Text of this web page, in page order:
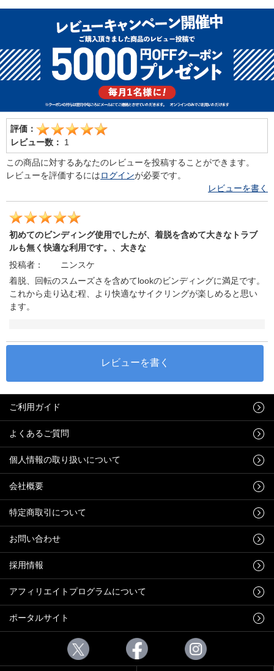
評価：
レビュー数：
1
この商品に対するあなたのレビューを投稿することができます。
レビューを評価するにはログインが必要です。
レビューを書く
初めてのビンディング使用でしたが、着脱を含めて大きなトラブ
ルも無く快適な利用です。、大きな
投稿者：
ニンスケ
着脱、回転のスムーズさを含めてlookのビンディングに満足です。
これから走り込む程、より快適なサイクリングが楽しめると思い
ます。
ご利用ガイド
よくあるご質問
個人情報の取り扱いについて
会社概要
特定商取引について
お問い合わせ
採用情報
アフィリエイトプログラムについて
ポータルサイト